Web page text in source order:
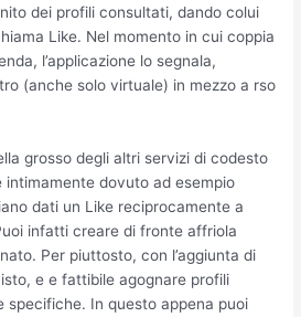
dei profili consultati, dando colui
Like. Nel momento in cui coppia
l’applicazione lo segnala,
(anche solo virtuale) in mezzo a rso
grosso degli altri servizi di codesto
dovuto ad esempio
dati un Like reciprocamente a
infatti creare di fronte affriola
Per piuttosto, con l’aggiunta di
e e fattibile agognare profili
specifiche. In questo appena puoi